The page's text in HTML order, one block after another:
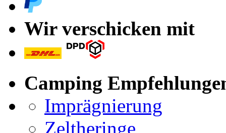
Wir verschicken mit
Camping
Imprägnierung
Zeltheringe